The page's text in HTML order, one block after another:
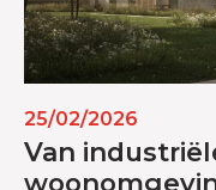
25/02/2026
Van